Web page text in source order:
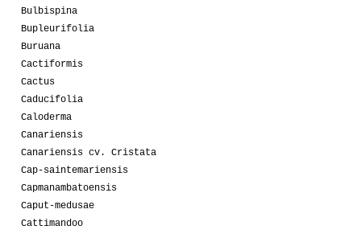
Bulbispina
Bupleurifolia
Buruana
Cactiformis
Cactus
Caducifolia
Caloderma
Canariensis
Canariensis cv. Cristata
Cap-saintemariensis
Capmanambatoensis
Caput-medusae
Cattimandoo